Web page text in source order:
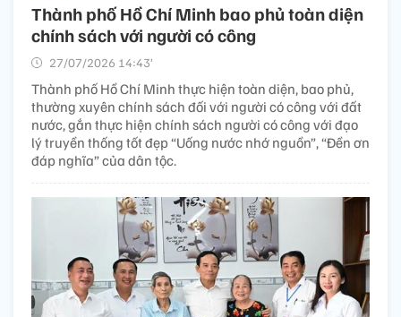
Thành phố Hồ Chí Minh bao phủ toàn diện
chính sách với người có công
27/07/2026 14:43’
Thành phố Hồ Chí Minh thực hiện toàn diện, bao phủ,
thường xuyên chính sách đối với người có công với đất
nước, gắn thực hiện chính sách người có công với đạo
lý truyền thống tốt đẹp “Uống nước nhớ nguồn”, “Đền ơn
đáp nghĩa” của dân tộc.